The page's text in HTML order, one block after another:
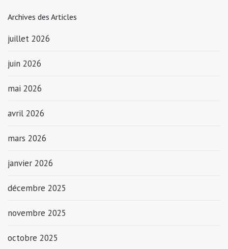
Archives des Articles
juillet 2026
juin 2026
mai 2026
avril 2026
mars 2026
janvier 2026
décembre 2025
novembre 2025
octobre 2025